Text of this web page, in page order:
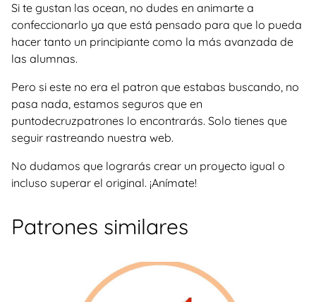
Si te gustan las ocean, no dudes en animarte a
confeccionarlo ya que está pensado para que lo pueda
hacer tanto un principiante como la más avanzada de
las alumnas.
Pero si este no era el patron que estabas buscando, no
pasa nada, estamos seguros que en
puntodecruzpatrones lo encontrarás. Solo tienes que
seguir rastreando nuestra web.
No dudamos que lograrás crear un proyecto igual o
incluso superar el original. ¡Anímate!
Patrones similares